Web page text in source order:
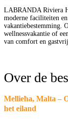
LABRANDA Riviera
moderne faciliteiten
vakantiebestemming.
wellnessvakantie of
van comfort en
Over de
Mellieħa, Malta –
het eiland